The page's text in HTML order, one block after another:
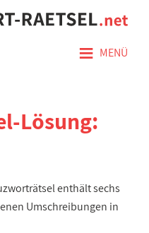
≡ MENÜ
Lösung:
enthält sechs
Umschreibungen in